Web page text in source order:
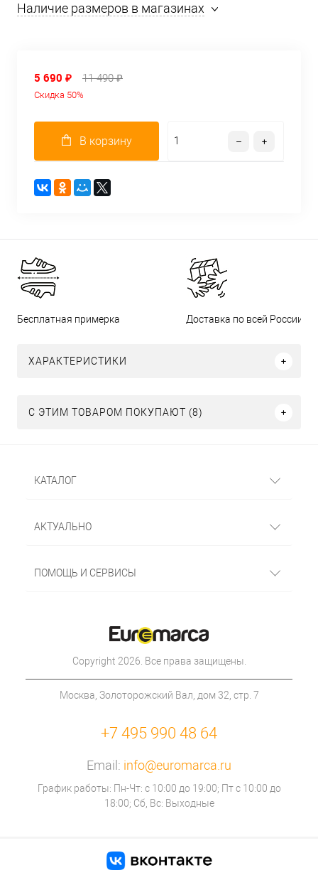
Наличие размеров в магазинах
5 690 ₽ 11 490 ₽
Скидка 50%
В корзину
Бесплатная примерка Доставка по всей России
ХАРАКТЕРИСТИКИ
С ЭТИМ ТОВАРОМ ПОКУПАЮТ (8)
КАТАЛОГ
АКТУАЛЬНО
ПОМОЩЬ И СЕРВИСЫ
Copyright 2026. Все права защищены.
Москва, Золоторожский Вал, дом 32, стр. 7
+7 495 990 48 64
Email: info@euromarca.ru
График работы: Пн-Чт: с 10:00 до 19:00; Пт с 10:00 до
18:00; Сб, Вс: Выходные